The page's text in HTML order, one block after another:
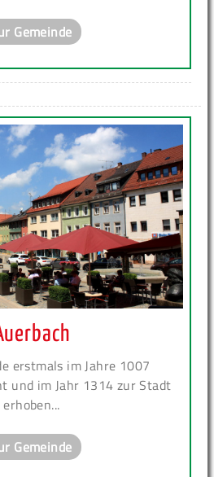
Gemeinde
erstmals im Jahre 1007
und im Jahr 1314 zur Stadt
erhoben...
Gemeinde